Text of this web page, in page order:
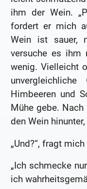
ihm der Wein.
fordert er mich
Wein ist sauer,
versuche es ihm
wenig. Vielleicht
unvergleichliche
Himbeeren und
Mühe gebe.
den Wein
„Und?“, fragt
„Ich schmecke
ich